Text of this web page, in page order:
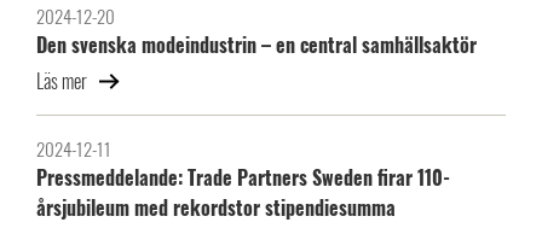
2024-12-20
Den svenska modeindustrin – en central samhällsaktör
Läs mer
2024-12-11
Pressmeddelande: Trade Partners Sweden firar 110-
årsjubileum med rekordstor stipendiesumma